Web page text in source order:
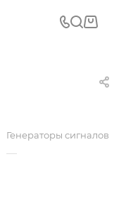
Генераторы сигналов
—